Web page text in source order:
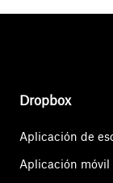
Dropbox
Aplicación de
Aplicación móvil